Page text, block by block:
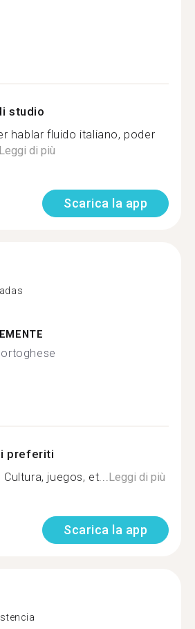
studio
hablar fluido italiano, poder
Leggi di più
Scarica la app
preferiti
juegos, et...Leggi di più
Scarica la app